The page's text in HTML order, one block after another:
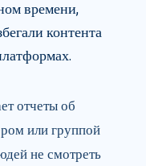
времени,
контента
отчеты об
или группой
не смотреть